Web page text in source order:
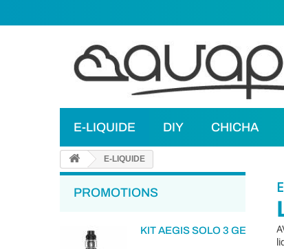
E-LIQUIDE DIY CHICHA
E-LIQUIDE
PROMOTIONS
KIT AEGIS SOLO 3